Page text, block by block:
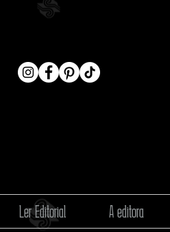
Ler Editorial A editora